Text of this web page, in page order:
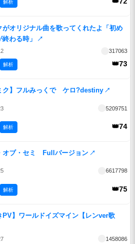
解析
がオリジナル曲を歌ってくれたよ「初め
わる時」
↗
317063
👑73
解析
ク】フルみっくで ケロ?destiny ↗
5209751
👑74
解析
オブ・セミ Fullバージョン ↗
6617798
👑75
解析
PV】ワールドイズマイン【レンver歌
1458086